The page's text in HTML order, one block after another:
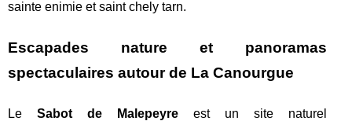
sainte enimie et saint chely tarn.
Escapades nature et panoramas
spectaculaires autour de La Canourgue
Le Sabot de Malepeyreest un site naturel